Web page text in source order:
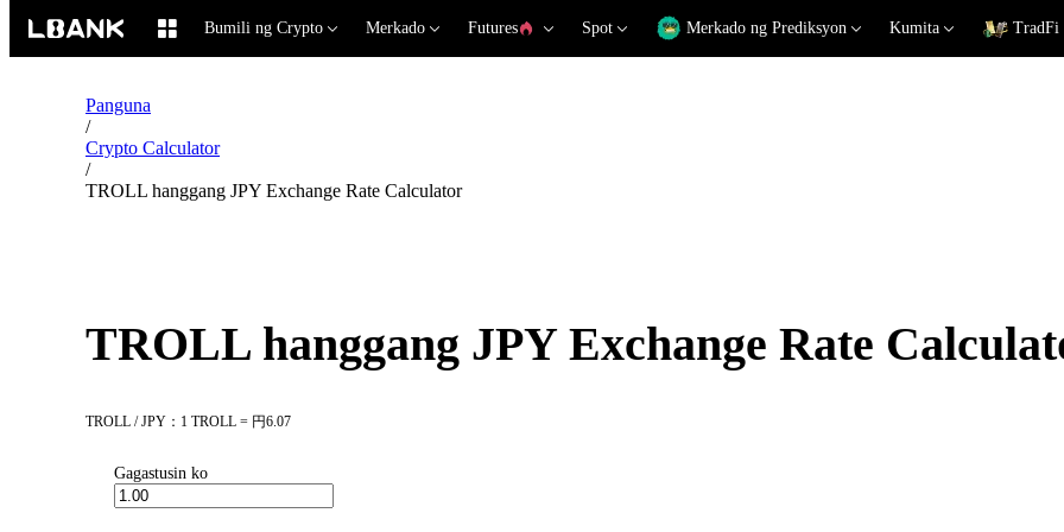
Bumili ng Crypto Merkado Futures Spot Merkado ng Prediksyon Kumita TradFi
Panguna
/
Crypto Calculator
/
TROLL hanggang JPY Exchange Rate Calculator
TROLL hanggang JPY Exchange Rate
TROLL / JPY：1 TROLL = 円6.07
Gagastusin ko